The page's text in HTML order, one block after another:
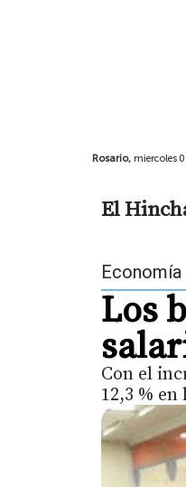
Rosario, miercoles
El
Economía
Los
Con el
12,3 %